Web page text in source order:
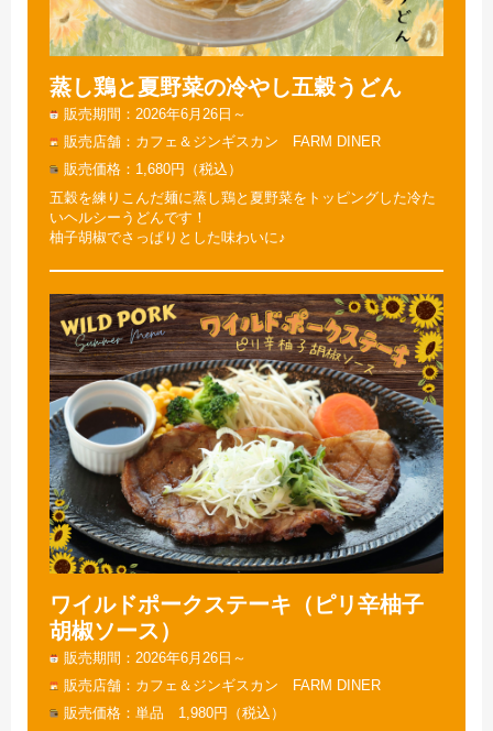
蒸し鶏と夏野菜の冷やし五穀うどん
販売期間
2026年6月26日～
販売店舗
カフェ＆ジンギスカン FARM DINER
販売価格
1,680円（税込）
五穀を練りこんだ麺に蒸し鶏と夏野菜をトッピングした冷た
いヘルシーうどんです！
柚子胡椒でさっぱりとした味わいに♪
ワイルドポークステーキ（ピリ辛柚子
胡椒ソース）
販売期間
2026年6月26日～
販売店舗
カフェ＆ジンギスカン FARM DINER
販売価格
単品 1,980円（税込）